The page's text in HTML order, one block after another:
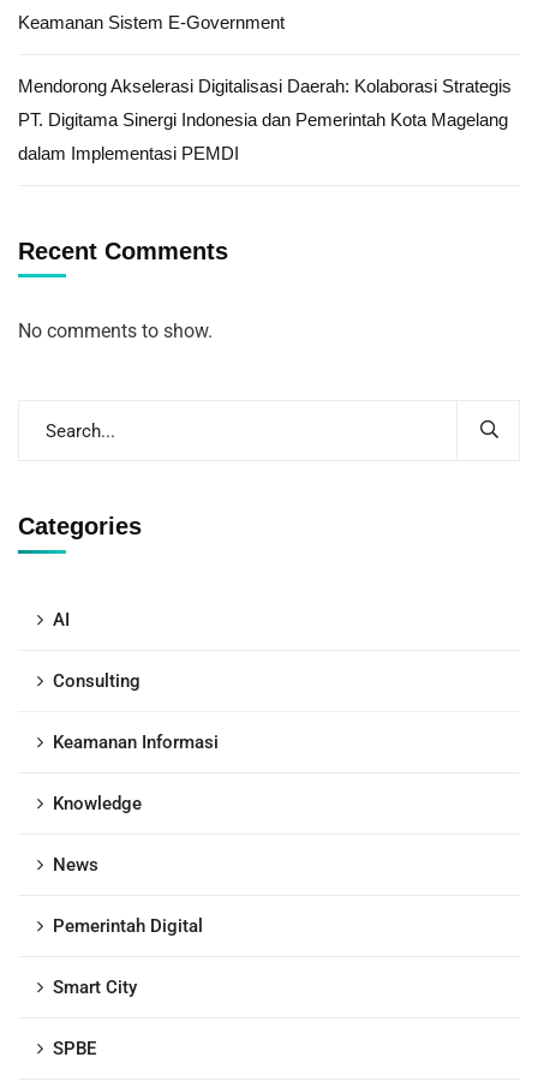
Keamanan Sistem E-Government
Mendorong Akselerasi Digitalisasi Daerah: Kolaborasi Strategis
PT. Digitama Sinergi Indonesia dan Pemerintah Kota Magelang
dalam Implementasi PEMDI
Recent Comments
No comments to show.
Categories
AI
Consulting
Keamanan Informasi
Knowledge
News
Pemerintah Digital
Smart City
SPBE